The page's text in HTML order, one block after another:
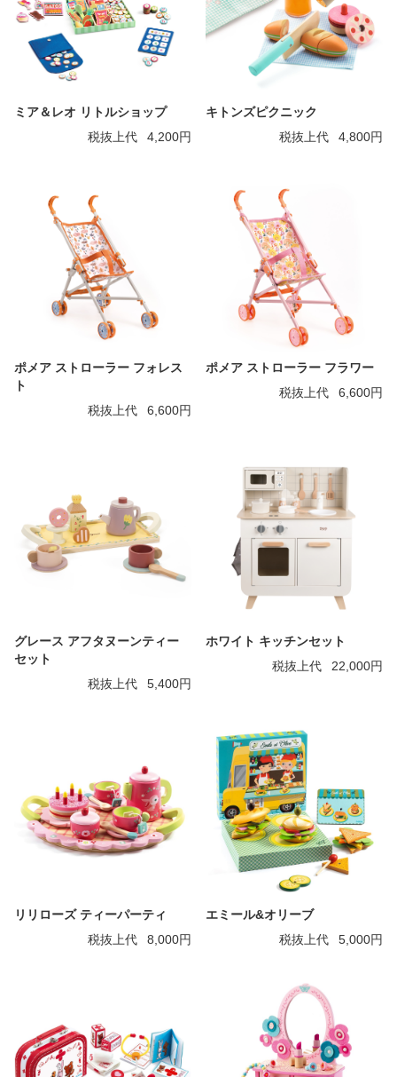
ミア＆レオ リトルショップ
税抜上代
4,200円
キトンズピクニック
税抜上代
4,800円
ポメア ストローラー フォレス
ト
税抜上代
6,600円
ポメア ストローラー フラワー
税抜上代
6,600円
グレース アフタヌーンティー
セット
税抜上代
5,400円
ホワイト キッチンセット
税抜上代
22,000円
リリローズ ティーパーティ
税抜上代
8,000円
エミール&オリーブ
税抜上代
5,000円